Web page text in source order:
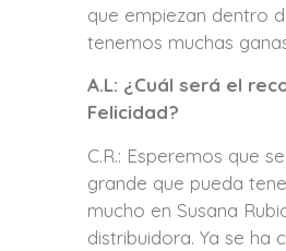
que empiezan dentro
tenemos muchas
A.L: ¿Cuál será el
Felicidad?
C.R.: Esperemos que
grande que pueda
mucho en Susana
distribuidora. Ya se ha